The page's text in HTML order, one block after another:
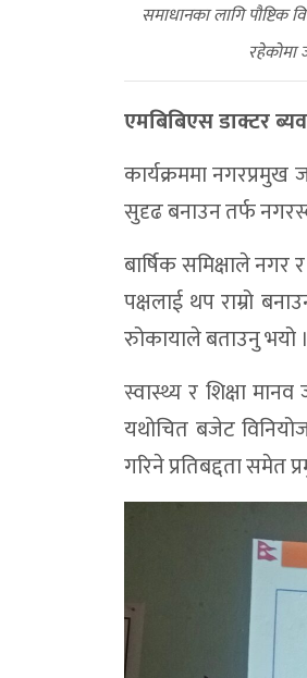
समाधानका लागि
रहेकोमा
एमबिबिएस डाक्टर
कार्यक्रममा
सुदृढ बनाउन तर्फ
बार्षिक समिक्षाले नगर
पक्षलाई थप राम्रो
रुोकायाले बताउनु भयो ।
स्वास्थ्य र शिक्षा
यथोचित बजेट
गरिने प्रतिबद्दता समेत